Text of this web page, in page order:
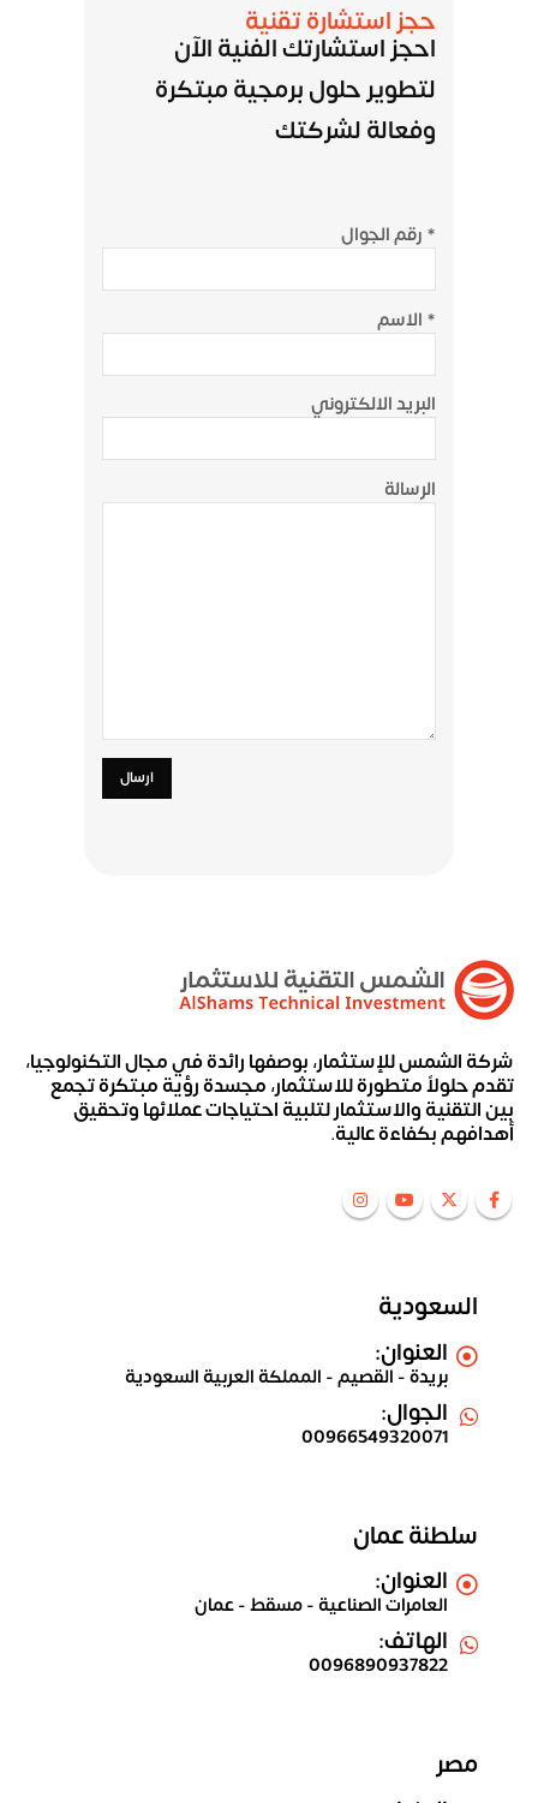
حجز استشارة تقنية
احجز استشارتك الفنية الآن
لتطوير حلول برمجية مبتكرة
وفعالة لشركتك
رقم الجوال *
الاسم *
البريد الالكتروني
الرسالة
شركة الشمس للإستثمار، بوصفها رائدة في مجال التكنولوجيا،
تقدم حلولاً متطورة للاستثمار، مجسدة رؤية مبتكرة تجمع
بين التقنية والاستثمار لتلبية احتياجات عملائها وتحقيق
أهدافهم بكفاءة عالية.
السعودية
العنوان:
بريدة - القصيم - المملكة العربية السعودية
الجوال:
00966549320071
سلطنة عمان
العنوان:
العامرات الصناعية - مسقط - عمان
الهاتف:
0096890937822
مصر